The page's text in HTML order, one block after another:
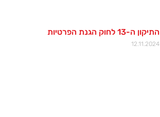
התיקון ה-13 לחוק הגנת הפרטיות
12.11.2024